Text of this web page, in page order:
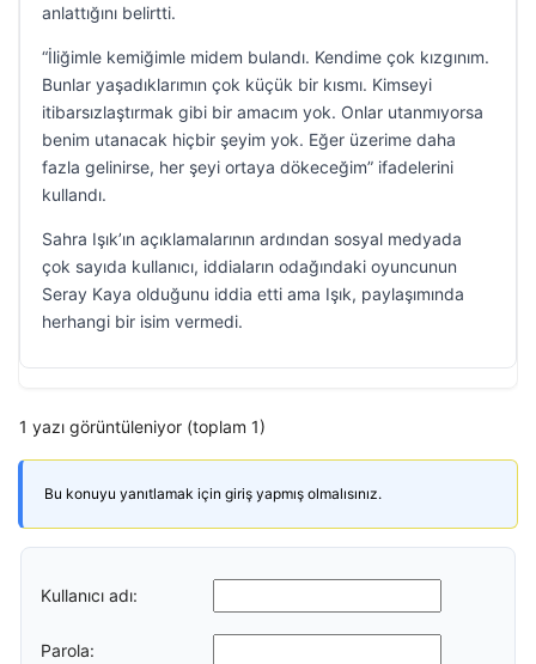
anlattığını belirtti.
“İliğimle kemiğimle midem bulandı. Kendime çok kızgınım.
Bunlar yaşadıklarımın çok küçük bir kısmı. Kimseyi
itibarsızlaştırmak gibi bir amacım yok. Onlar utanmıyorsa
benim utanacak hiçbir şeyim yok. Eğer üzerime daha
fazla gelinirse, her şeyi ortaya dökeceğim” ifadelerini
kullandı.
Sahra Işık’ın açıklamalarının ardından sosyal medyada
çok sayıda kullanıcı, iddiaların odağındaki oyuncunun
Seray Kaya olduğunu iddia etti ama Işık, paylaşımında
herhangi bir isim vermedi.
1 yazı görüntüleniyor (toplam 1)
Bu konuyu yanıtlamak için giriş yapmış olmalısınız.
Kullanıcı adı:
Parola: